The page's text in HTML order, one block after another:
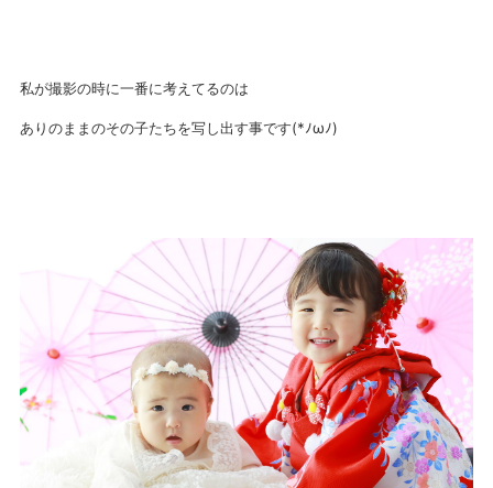
私が撮影の時に一番に考えてるのは
ありのままのその子たちを写し出す事です(*ﾉωﾉ)